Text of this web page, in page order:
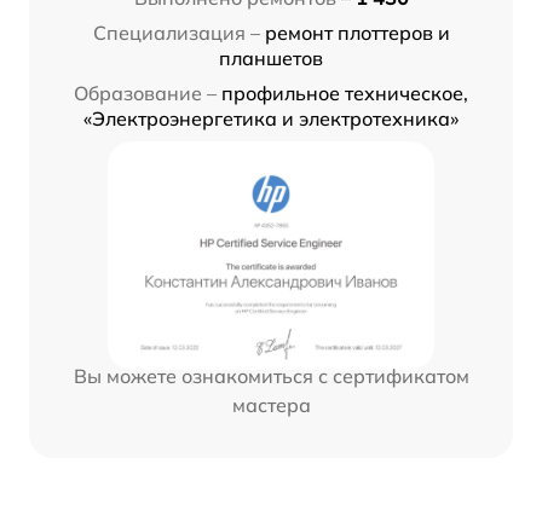
Специализация – ремонт плоттеров и
планшетов
Образование – профильное техническое,
«Электроэнергетика и электротехника»
Вы можете ознакомиться с сертификатом
мастера